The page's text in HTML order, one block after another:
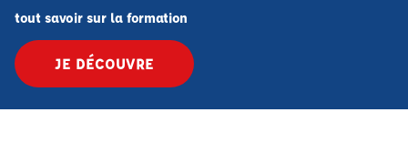
tout savoir sur la formation
JE DÉCOUVRE